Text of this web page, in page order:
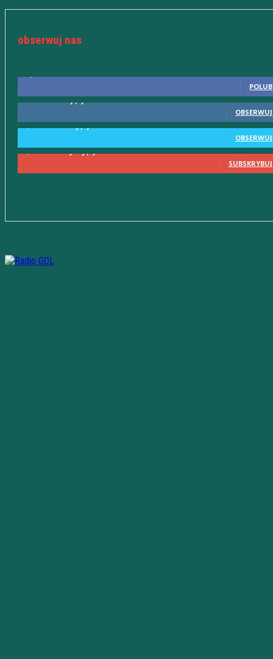
obserwuj nas
POLUB
OBSERWUJ
OBSERWUJ
SUBSKRYBUJ